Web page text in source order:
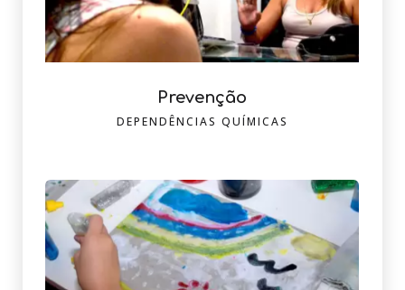
Prevenção
DEPENDÊNCIAS QUÍMICAS